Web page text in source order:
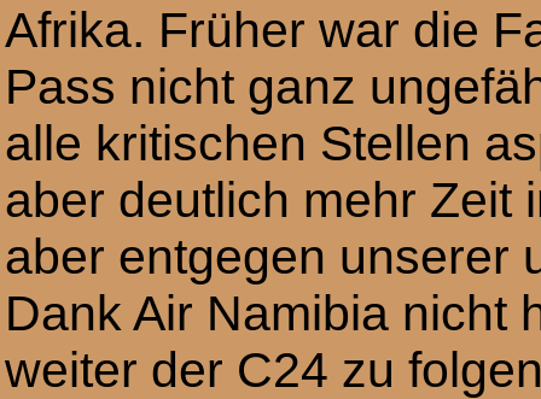
Afrika. Früher war die
Pass nicht ganz
alle kritischen Stellen
aber deutlich mehr Zeit
aber entgegen unserer
Dank Air Namibia nicht
weiter der C24 zu